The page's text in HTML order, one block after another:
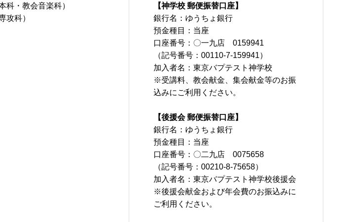
科・教会音楽科）
攻科）
【神学校 郵便振替口座】
銀行名：ゆうちょ銀行
預金種目：当座
口座番号：〇一九店 0159941
（記号番号：00110-7-159941）
加入者名：東京バプテスト神学校
※受講料、教会献金、集会献金等のお振
込みにご利用ください。
【後援会 郵便振替口座】
銀行名：ゆうちょ銀行
預金種目：当座
口座番号：〇二九店 0075658
（記号番号：00210-8-75658）
加入者名：東京バプテスト神学校後援会
※後援会献金および年会費のお振込みに
ご利用ください。